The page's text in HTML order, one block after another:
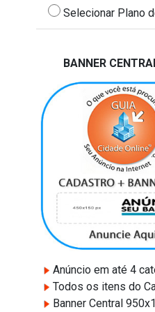
Selecionar Plano
BANNER
Anúncio em até 4
Todos os itens do
Banner Central